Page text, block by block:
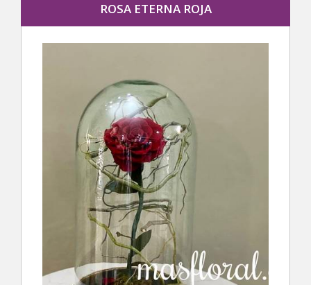
ROSA ETERNA ROJA